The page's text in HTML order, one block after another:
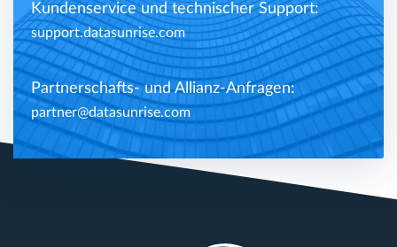
Kundenservice und technischer Support:
support.datasunrise.com
Partnerschafts- und Allianz-Anfragen:
partner@datasunrise.com